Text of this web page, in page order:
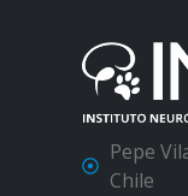
Pepe
Chile